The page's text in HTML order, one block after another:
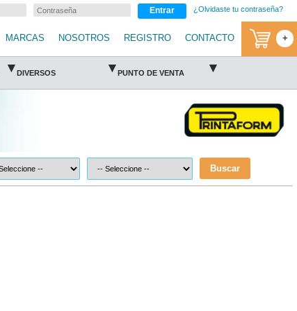
Entrar ¿Olvidaste tu contraseña?
MARCAS NOSOTROS REGISTRO CONTACTO +
▾ DIVERSOS ▾ PUNTO DE VENTA ▾
Buscar